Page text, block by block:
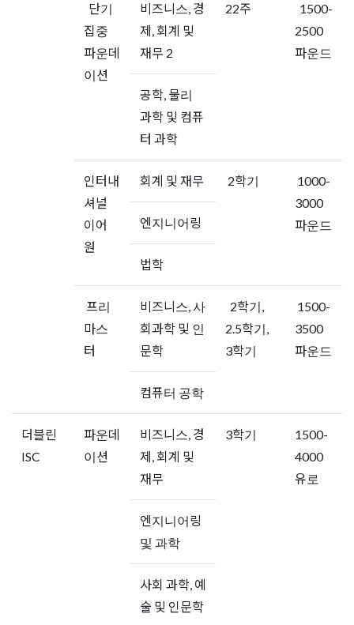
단기
집중
파운데
이션
비즈니스, 경
제, 회계 및
재무 2
22주
1500-
2500
파운드
공학, 물리
과학 및 컴퓨
터 과학
인터내
셔널
이어
원
회계 및 재무 2학기
1000-
3000
파운드
엔지니어링
법학
프리
마스
터
비즈니스, 사
회과학 및 인
문학
2학기,
2.5학기,
3학기
1500-
3500
파운드
컴퓨터 공학
더블린
ISC
파운데
이션
비즈니스, 경
제, 회계 및
재무
3학기
1500-
4000
유로
엔지니어링
및 과학
사회 과학, 예
술 및 인문학